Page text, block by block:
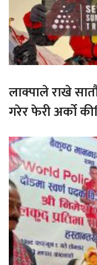
लाक्पाले राखे
गरेर फेरी अर्को